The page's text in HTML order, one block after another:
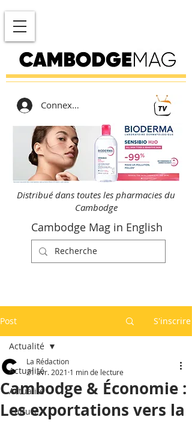
Connexion
Distribué dans toutes les pharmacies du
Cambodge
Cambodge Mag in English
Post S'inscrire
Actualité
Actualité
Culture
Actualité
Cambodge & Économie :
Les exportations vers la
La Rédaction
21 avr. 2021 1 min de lecture